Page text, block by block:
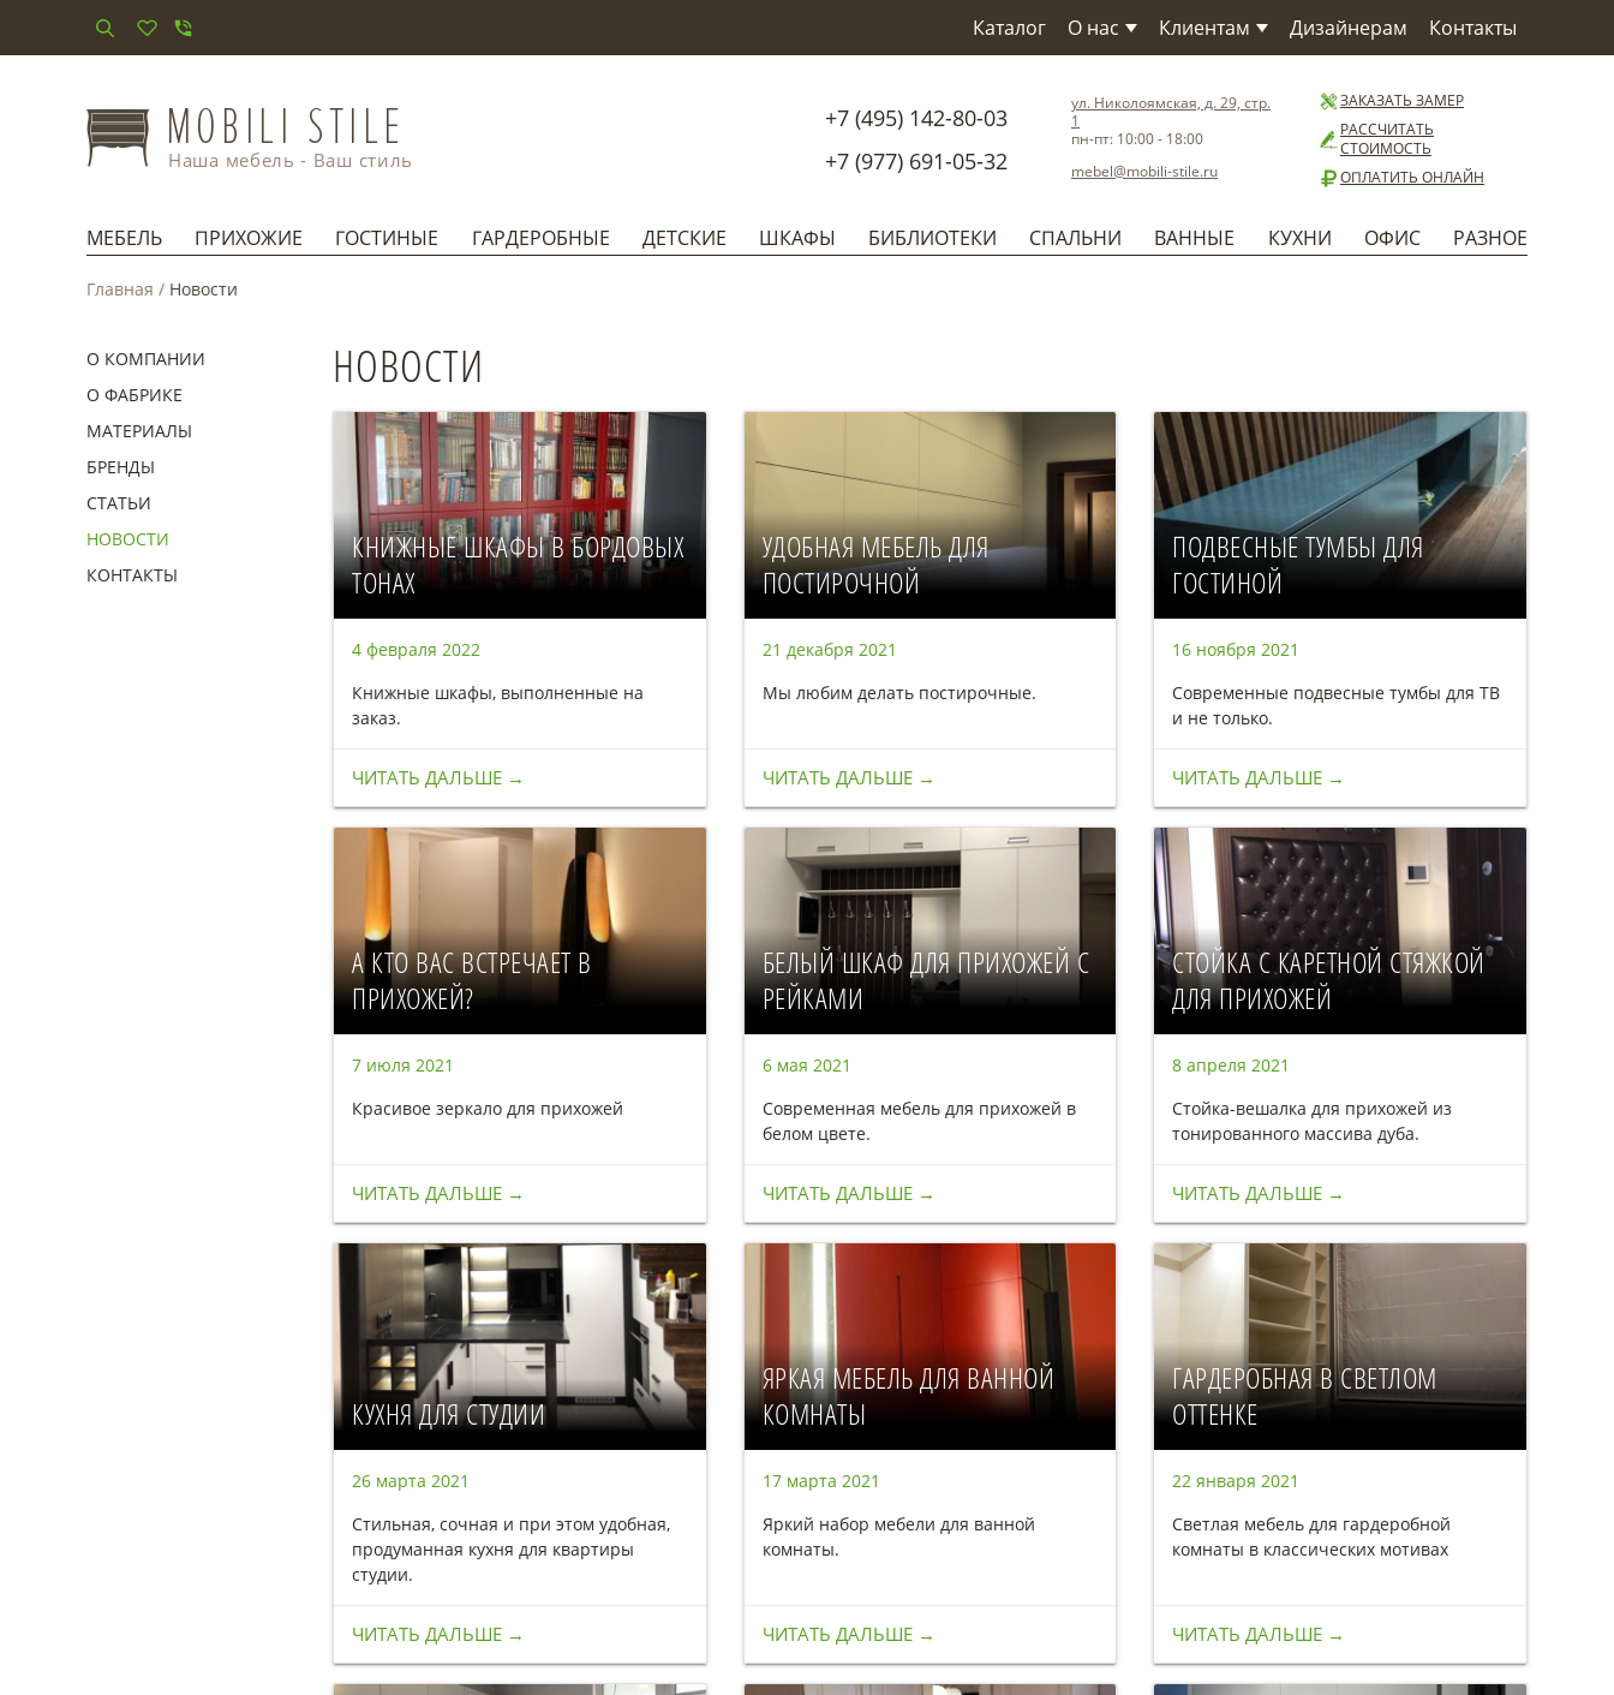
Каталог О нас
Материалы
Бренды
Статьи
Клиентам
Способы оплаты
Установка
Польза
Дизайнерам Контакты
Наша мебель - Ваш стиль
+7 (495) 142-80-03
+7 (977) 691-05-32
ул. Николоямская, д. 29, стр.
1
пн-пт: 10:00 - 18:00
mebel@mobili-stile.ru
ЗАКАЗАТЬ ЗАМЕР
РАССЧИТАТЬ
СТОИМОСТЬ
ОПЛАТИТЬ ОНЛАЙН
МЕБЕЛЬ ПРИХОЖИЕ ГОСТИНЫЕ ГАРДЕРОБНЫЕ ДЕТСКИЕ ШКАФЫ БИБЛИОТЕКИ СПАЛЬНИ ВАННЫЕ КУХНИ ОФИС РАЗНОЕ
Главная / Новости
О КОМПАНИИ
О ФАБРИКЕ
МАТЕРИАЛЫ
БРЕНДЫ
СТАТЬИ
НОВОСТИ
КОНТАКТЫ
НОВОСТИ
КНИЖНЫЕ ШКАФЫ В БОРДОВЫХ
ТОНАХ
4 февраля 2022
Книжные шкафы, выполненные на
заказ.
ЧИТАТЬ ДАЛЬШЕ →
УДОБНАЯ МЕБЕЛЬ ДЛЯ
ПОСТИРОЧНОЙ
21 декабря 2021
Мы любим делать постирочные.
ЧИТАТЬ ДАЛЬШЕ →
ПОДВЕСНЫЕ ТУМБЫ ДЛЯ
ГОСТИНОЙ
16 ноября 2021
Современные подвесные тумбы для ТВ
и не только.
ЧИТАТЬ ДАЛЬШЕ →
А КТО ВАС ВСТРЕЧАЕТ В
ПРИХОЖЕЙ?
7 июля 2021
Красивое зеркало для прихожей
ЧИТАТЬ ДАЛЬШЕ →
БЕЛЫЙ ШКАФ ДЛЯ ПРИХОЖЕЙ С
РЕЙКАМИ
6 мая 2021
Современная мебель для прихожей в
белом цвете.
ЧИТАТЬ ДАЛЬШЕ →
СТОЙКА С КАРЕТНОЙ СТЯЖКОЙ
ДЛЯ ПРИХОЖЕЙ
8 апреля 2021
Стойка-вешалка для прихожей из
тонированного массива дуба.
ЧИТАТЬ ДАЛЬШЕ →
КУХНЯ ДЛЯ СТУДИИ
26 марта 2021
Стильная, сочная и при этом удобная,
продуманная кухня для квартиры
студии.
ЧИТАТЬ ДАЛЬШЕ →
ЯРКАЯ МЕБЕЛЬ ДЛЯ ВАННОЙ
КОМНАТЫ
17 марта 2021
Яркий набор мебели для ванной
комнаты.
ЧИТАТЬ ДАЛЬШЕ →
ГАРДЕРОБНАЯ В СВЕТЛОМ
ОТТЕНКЕ
22 января 2021
Светлая мебель для гардеробной
комнаты в классических мотивах
ЧИТАТЬ ДАЛЬШЕ →